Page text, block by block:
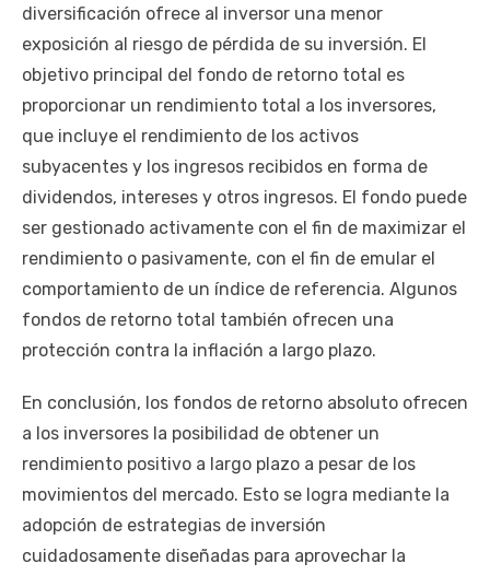
diversificación ofrece al inversor una menor
exposición al riesgo de pérdida de su inversión. El
objetivo principal del fondo de retorno total es
proporcionar un rendimiento total a los inversores,
que incluye el rendimiento de los activos
subyacentes y los ingresos recibidos en forma de
dividendos, intereses y otros ingresos. El fondo puede
ser gestionado activamente con el fin de maximizar el
rendimiento o pasivamente, con el fin de emular el
comportamiento de un índice de referencia. Algunos
fondos de retorno total también ofrecen una
protección contra la inflación a largo plazo.
En conclusión, los fondos de retorno absoluto ofrecen
a los inversores la posibilidad de obtener un
rendimiento positivo a largo plazo a pesar de los
movimientos del mercado. Esto se logra mediante la
adopción de estrategias de inversión
cuidadosamente diseñadas para aprovechar la